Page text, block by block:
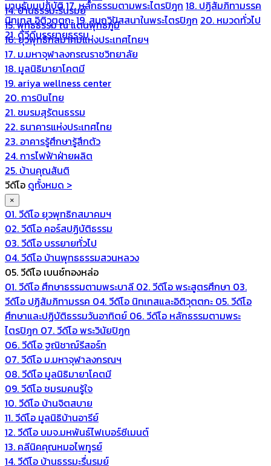
มานุธัมมปฏิบัติ17. หลักธรรมตามพระไตรปิฎก 18. ปฏิสัมภิทามรรค
นิทเทส อิติวุตตกะ19. สมถวิปัสสนาในพระไตรปิฎก 20. หมวดทั่วไป
21. ดีวีดีบรรยายธรรม
14. บ้านธรรมะรื่นรมย์
15. พุทธธรรม ณ แดนพุทธภูมิ
16. ยุวพุทธิกสมาคมแห่งประเทศไทยฯ
17. ม.มหาจุฬาลงกรณราชวิทยาลัย
18. มูลนิธิมายาโคตมี
19. ariya wellness center
20. การบินไทย
21. ชมรมสุรัตนธรรม
22. ธนาคารแห่งประเทศไทย
23. อาคารรู้ศึกษารู้สึกตัว
24. การไฟฟ้าฝ่ายผลิต
25. บ้านคุณสันติ
วีดีโอ ดูทั้งหมด >
×
01. วีดีโอ ยุวพุทธิกสมาคมฯ
02. วีดีโอ คอร์สปฏิบัติธรรม
03. วีดีโอ บรรยายทั่วไป
04. วีดีโอ บ้านพุทธธรรมสวนหลวง
05. วีดีโอ เบนซ์ทองหล่อ
01. วีดีโอ ศึกษาธรรมตามพระบาลี 02. วีดีโอ พระสูตรศึกษา 03.
วีดีโอ ปฏิสัมภิทามรรค 04. วีดีโอ นิทเทสและอิติวุตตกะ 05. วีดีโอ
ศึกษาและปฏิบัติธรรมวันอาทิตย์ 06. วีดีโอ หลักธรรมตามพระ
ไตรปิฎก 07. วีดีโอ พระวินัยปิฎก
06. วีดีโอ ฐณิชาฌ์รีสอร์ท
07. วีดีโอ ม.มหาจุฬาลงกรณฯ
08. วีดีโอ มูลนิธิมายาโคตมี
09. วีดีโอ ชมรมคนรู้ใจ
10. วีดีโอ บ้านจิตสบาย
11. วีดีโอ มูลนิธิบ้านอารีย์
12. วีดีโอ บมจ.มหพันธ์ไฟเบอร์ซีเมนต์
13. คลีนิคคุณหมอไพทูรย์
14. วีดีโอ บ้านธรรมะรื่นรมย์